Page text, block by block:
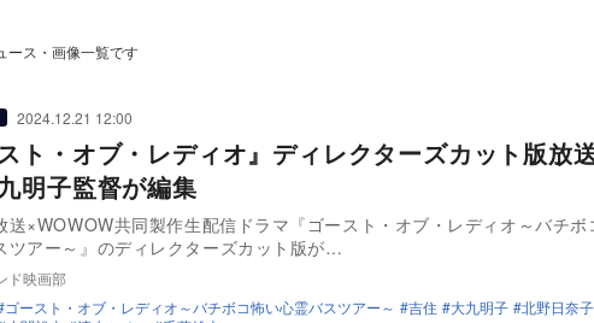
ース・画像一覧です
2024.12.21 12:00
スト・オブ・レディオ』ディレクターズカット版放
明子監督が編集
送×WOWOW共同製作生配信ドラマ『ゴースト・オブ・レディオ～バチボ
ツアー～』のディレクターズカット版が…
ド映画部
ゴースト・オブ・レディオ～バチボコ怖い心霊バスツアー～ 吉住 大九明子
北野日奈子